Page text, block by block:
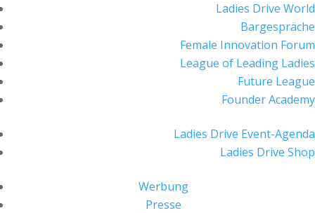
Ladies Drive World
Bargespräche
Female Innovation Forum
League of Leading Ladies
Future League
Founder Academy
Ladies Drive Event-Agenda
Ladies Drive Shop
Werbung
Presse